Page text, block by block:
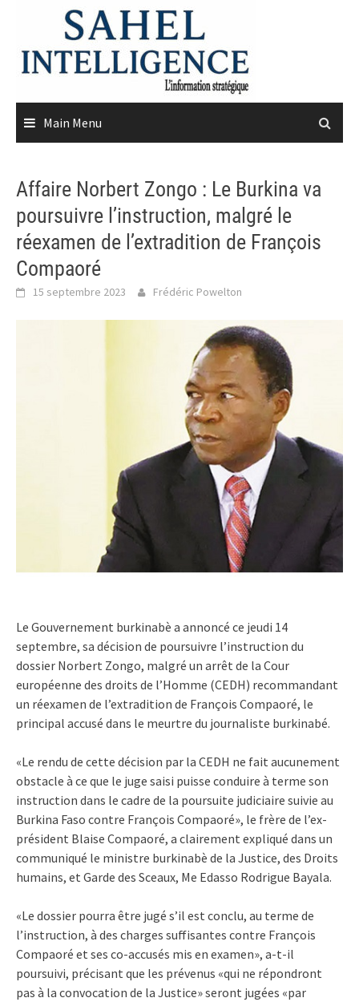
content
Main Menu
Affaire Norbert Zongo : Le Burkina va
poursuivre l’instruction, malgré le
réexamen de l’extradition de François
Compaoré
15 septembre 2023 Frédéric Powelton
Le Gouvernement burkinabè a annoncé ce jeudi 14
septembre, sa décision de poursuivre l’instruction du
dossier Norbert Zongo, malgré un arrêt de la Cour
européenne des droits de l’Homme (CEDH) recommandant
un réexamen de l’extradition de François Compaoré, le
principal accusé dans le meurtre du journaliste burkinabé.
«Le rendu de cette décision par la CEDH ne fait aucunement
obstacle à ce que le juge saisi puisse conduire à terme son
instruction dans le cadre de la poursuite judiciaire suivie au
Burkina Faso contre François Compaoré», le frère de l’ex-
président Blaise Compaoré, a clairement expliqué dans un
communiqué le ministre burkinabè de la Justice, des Droits
humains, et Garde des Sceaux, Me Edasso Rodrigue Bayala.
«Le dossier pourra être jugé s’il est conclu, au terme de
l’instruction, à des charges suffisantes contre François
Compaoré et ses co-accusés mis en examen», a-t-il
poursuivi, précisant que les prévenus «qui ne répondront
pas à la convocation de la Justice» seront jugées «par